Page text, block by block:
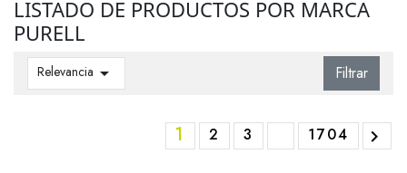
LISTADO DE PRODUCTOS POR MARCA
PURELL
Relevancia  Filtrar
1 2 3 1704 